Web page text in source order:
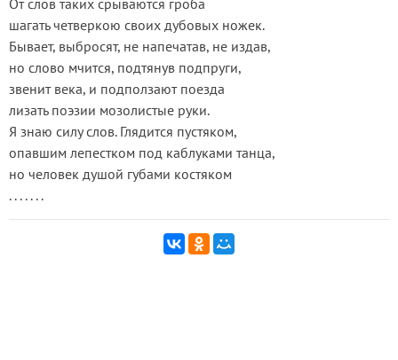
От слов таких срываются гроба
шагать четверкою своих дубовых ножек.
Бывает, выбросят, не напечатав, не издав,
но слово мчится, подтянув подпруги,
звенит века, и подползают поезда
лизать поэзии мозолистые руки.
Я знаю силу слов. Глядится пустяком,
опавшим лепестком под каблуками танца,
но человек душой губами костяком
. . . . . . .